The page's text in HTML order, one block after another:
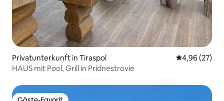
Privatunterkunft in Tiraspol
4,96 (27)
HAUS mit Pool, Grill in Pridnestrovie